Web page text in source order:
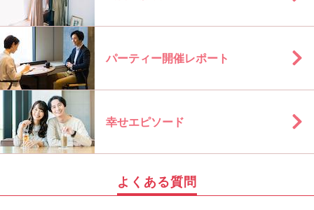
パーティー開催レポート
幸せエピソード
よくある質問